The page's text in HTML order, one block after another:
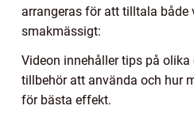
arrangeras för att tilltala både
smakmässigt:
Videon innehåller tips på
tillbehör att använda och hur
för bästa effekt.